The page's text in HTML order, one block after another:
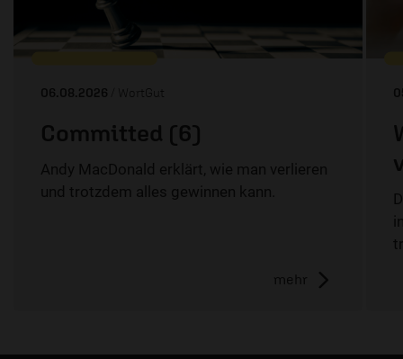
06.08.2026 / WortGut
Committed (6)
Andy MacDonald erklärt, wie man verlieren
und trotzdem alles gewinnen kann.
mehr